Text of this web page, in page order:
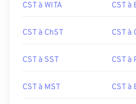
CST à WITA CST à
CST à ChST CST à
CST à SST CST à
CST à MST CST à